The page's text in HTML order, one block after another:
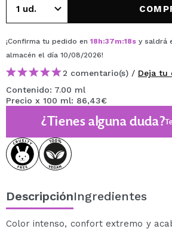
¡Confirma tu pedido en 18h:37m:18s y saldrá
almacén el día 10/08/2026!
2 comentario(s) / Deja tu
Contenido: 7.00 ml
Precio x 100 ml: 86,43€
¿Tienes alguna duda?
DescripciónIngredientes
Color intenso, confort extremo y